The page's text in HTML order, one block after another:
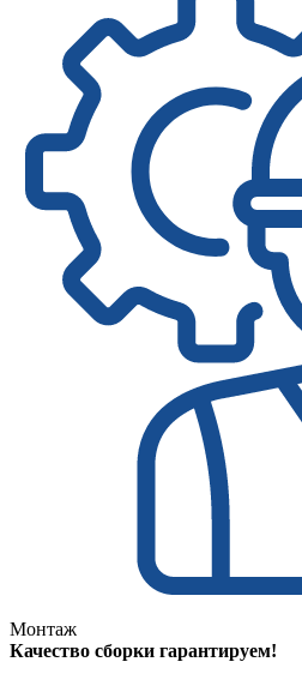
Монтаж
Качество сборки гарантируем!